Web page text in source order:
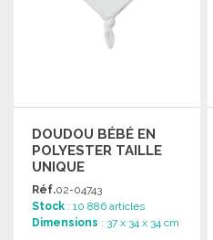
DOUDOU BÉBÉ EN
POLYESTER TAILLE
UNIQUE
Réf.02-04743
Stock : 10 886 articles
Dimensions : 37 x 34 x 34 cm